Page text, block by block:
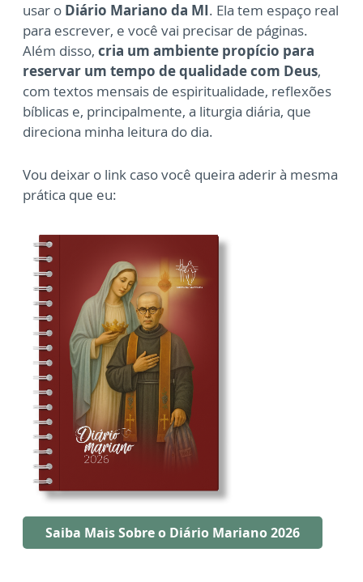
usar o Diário Mariano da MI. Ela tem espaço real
para escrever, e você vai precisar de páginas.
Além disso, cria um ambiente propício para
reservar um tempo de qualidade com Deus,
com textos mensais de espiritualidade, reflexões
bíblicas e, principalmente, a liturgia diária, que
direciona minha leitura do dia.
Vou deixar o link caso você queira aderir à mesma
prática que eu:
Saiba Mais Sobre o Diário Mariano 2026